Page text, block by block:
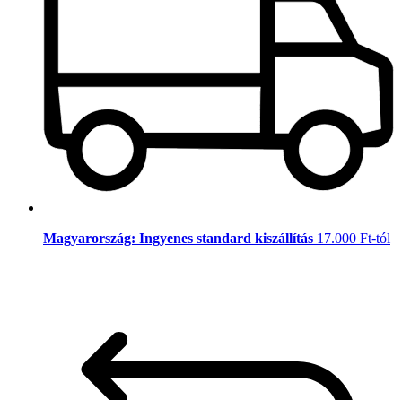
Magyarország: Ingyenes standard kiszállítás 17.000 Ft-tól